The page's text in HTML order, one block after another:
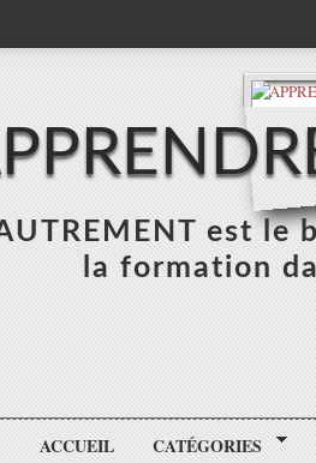
est
la formation
ACCUEIL CATÉGORIES